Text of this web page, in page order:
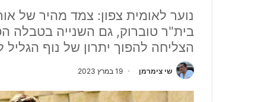
נוער לאומית צפון: צמד מהיר של
בית"ר טוברוק, גם השנייה בטבלה
הצליחה להפוך יתרון של נוף
שי צימרמן 19 במרץ 2023